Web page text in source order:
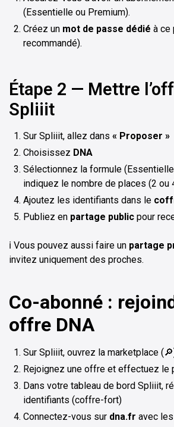
(Essentielle ou Premium).
Créez un mot de passe dédié à ce
recommandé).
Étape 2 — Mettre
Spliiit
Sur Spliiit, allez dans « Proposer »
Choisissez DNA
Sélectionnez la formule
indiquez le nombre de places (2 ou
Ajoutez les identifiants dans le
Publiez en partage public pour
ℹ️ Vous pouvez aussi faire un partage
invitez uniquement des proches.
Co-abonné :
offre DNA
Sur Spliiit, ouvrez la marketplace
Rejoignez une offre et effectuez le
Dans votre tableau de bord Spliiit,
identifiants (coffre-fort)
Connectez-vous sur dna.fr avec